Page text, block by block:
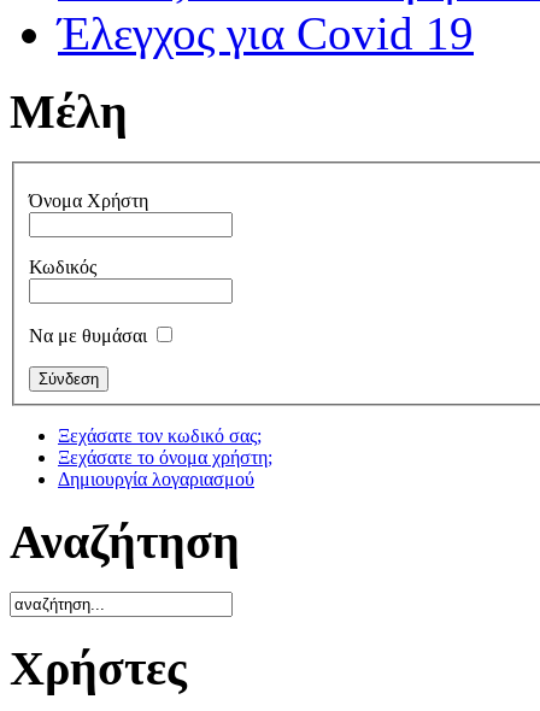
Έλεγχος για Covid 19
Μέλη
Όνομα Χρήστη
Κωδικός
Να με θυμάσαι
Ξεχάσατε τον κωδικό σας;
Ξεχάσατε το όνομα χρήστη;
Δημιουργία λογαριασμού
Αναζήτηση
Χρήστες